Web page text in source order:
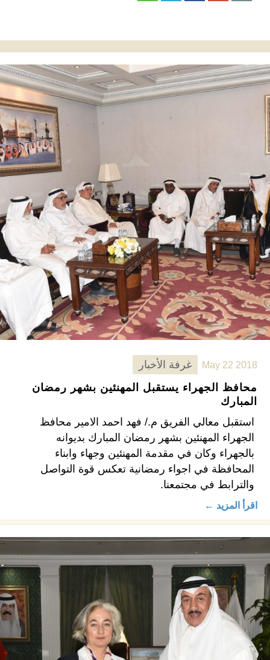
May 22 2018
غرفة الأخبار
محافظ الجهراء يستقبل المهنئين بشهر رمضان
المبارك
استقبل معالي الفريق م./ فهد احمد الامير محافظ
الجهراء المهنئين بشهر رمضان المبارك بديوانه
بالجهراء وكان في مقدمة المهنئين وجهاء وابناء
المحافظة في اجواء رمضانية تعكس قوة التواصل
والترابط في مجتمعنا.
اقرأ المزيد ←